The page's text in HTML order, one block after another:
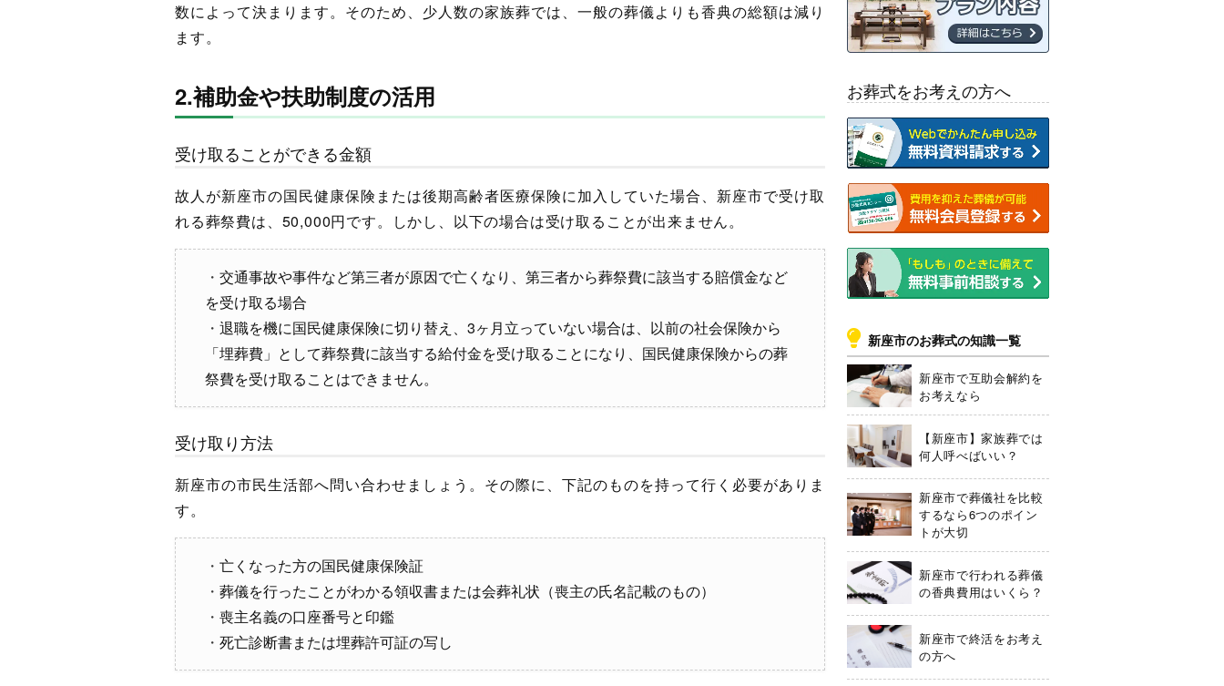
数によって決まります。そのため、少人数の家族葬では、一般の葬儀よりも香典の総額は減り
ます。
2.補助金や扶助制度の活用
受け取ることができる金額
故人が新座市の国民健康保険または後期高齢者医療保険に加入していた場合、新座市で受け取
れる葬祭費は、50,000円です。しかし、以下の場合は受け取ることが出来ません。
交通事故や事件など第三者が原因で亡くなり、第三者から葬祭費に該当する賠償金など
を受け取る場合
退職を機に国民健康保険に切り替え、3ヶ月立っていない場合は、以前の社会保険から
「埋葬費」として葬祭費に該当する給付金を受け取ることになり、国民健康保険からの葬
祭費を受け取ることはできません。
受け取り方法
新座市の市民生活部へ問い合わせましょう。その際に、下記のものを持って行く必要がありま
す。
亡くなった方の国民健康保険証
葬儀を行ったことがわかる領収書または会葬礼状（喪主の氏名記載のもの）
喪主名義の口座番号と印鑑
死亡診断書または埋葬許可証の写し
お葬式をお考えの方へ
新座市のお葬式の知識一覧
新座市で互助会解約を
お考えなら
【新座市】家族葬では
何人呼べばいい？
新座市で葬儀社を比較
するなら6つのポイン
トが大切
新座市で行われる葬儀
の香典費用はいくら？
新座市で終活をお考え
の方へ